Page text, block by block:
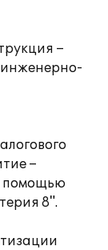
–
инженерно-
–
помощью
8".